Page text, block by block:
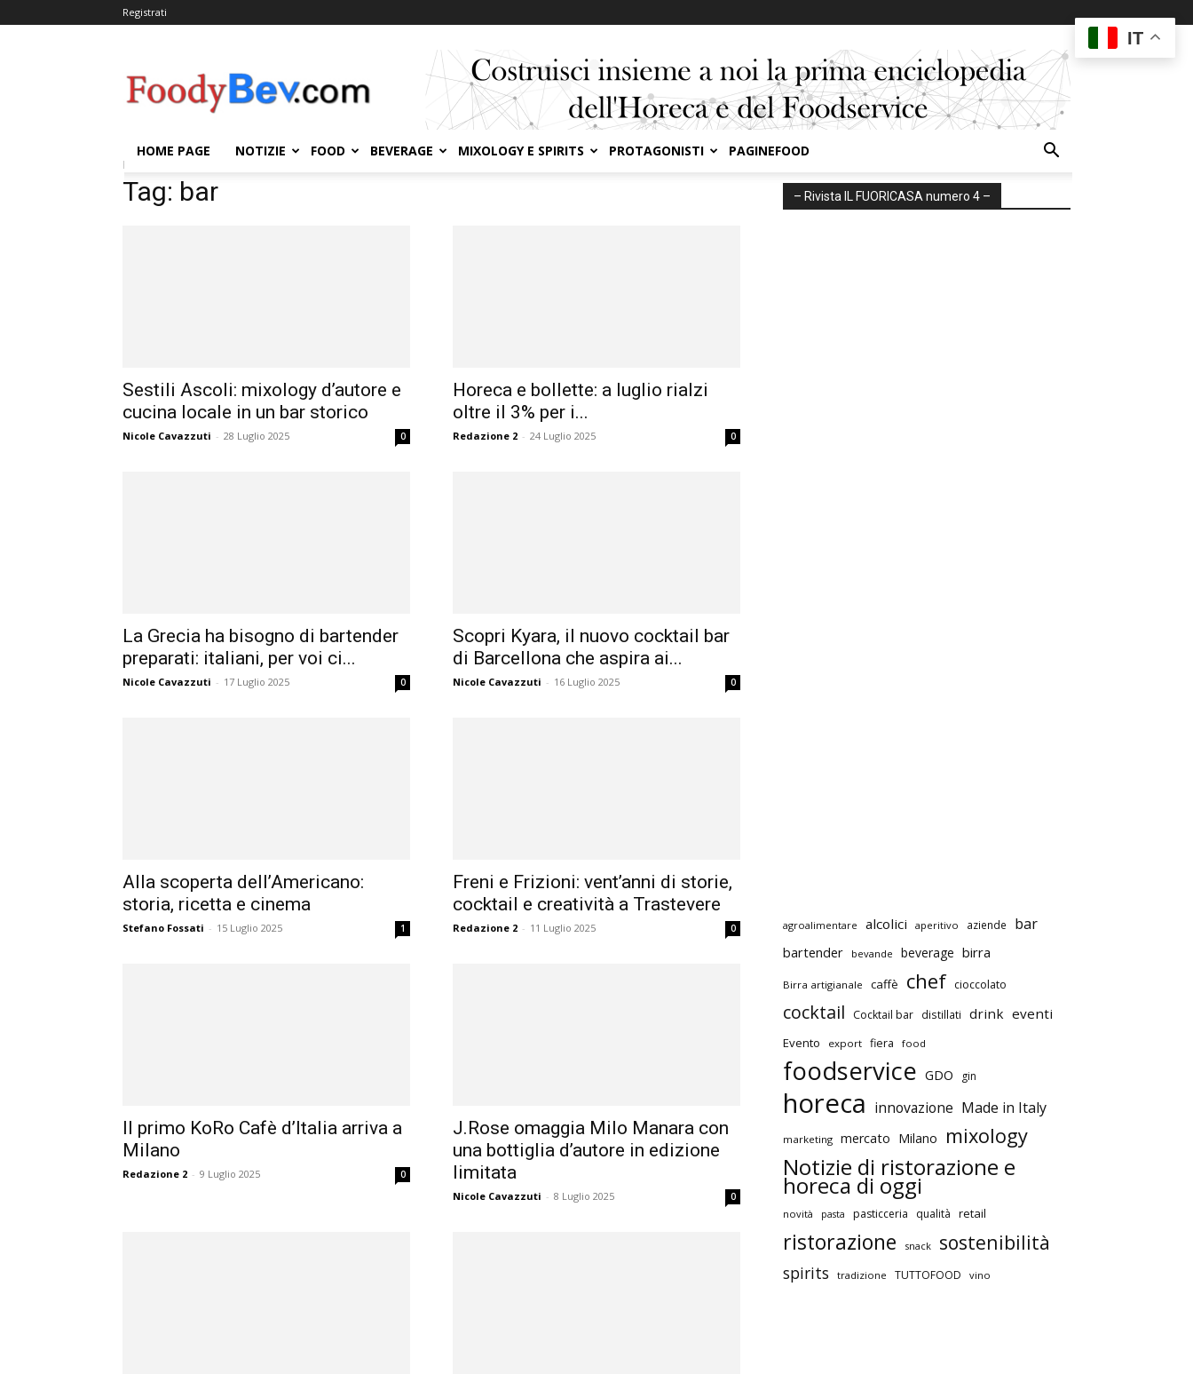
Registrati
HOME PAGE NOTIZIE FOOD BEVERAGE MIXOLOGY E SPIRITS PROTAGONISTI PAGINEFOOD
Home
Tag: bar
Sestili Ascoli: mixology d’autore e
cucina locale in un bar storico
Nicole Cavazzuti - 28 Luglio 2025 0
Horeca e bollette: a luglio rialzi
oltre il 3% per i...
Redazione 2 - 24 Luglio 2025 0
La Grecia ha bisogno di bartender
preparati: italiani, per voi ci...
Nicole Cavazzuti - 17 Luglio 2025 0
Scopri Kyara, il nuovo cocktail bar
di Barcellona che aspira ai...
Nicole Cavazzuti - 16 Luglio 2025 0
Alla scoperta dell’Americano:
storia, ricetta e cinema
Stefano Fossati - 15 Luglio 2025 1
Freni e Frizioni: vent’anni di storie,
cocktail e creatività a Trastevere
Redazione 2 - 11 Luglio 2025 0
Il primo KoRo Cafè d’Italia arriva a
Milano
Redazione 2 - 9 Luglio 2025 0
J.Rose omaggia Milo Manara con
una bottiglia d’autore in edizione
limitata
Nicole Cavazzuti - 8 Luglio 2025 0
– Rivista IL FUORICASA numero 4 –
agroalimentare alcolici aperitivo aziende bar
bartender bevande beverage birra
Birra artigianale caffè chef cioccolato
cocktail Cocktail bar distillati drink eventi
Evento export fiera food
foodservice GDO gin
horeca innovazione Made in Italy
marketing mercato Milano mixology
Notizie di ristorazione e
horeca di oggi
novità pasta pasticceria qualità retail
ristorazione snack sostenibilità
spirits tradizione TUTTOFOOD vino
IT